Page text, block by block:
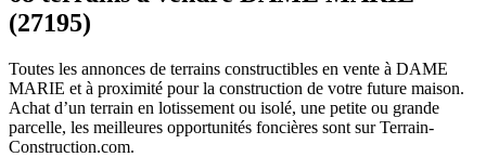
(27195)
Toutes les annonces de terrains constructibles en vente à DAME
MARIE et à proximité pour la construction de votre future maison.
Achat d’un terrain en lotissement ou isolé, une petite ou grande
parcelle, les meilleures opportunités foncières sont surTerrain-
Construction.com.